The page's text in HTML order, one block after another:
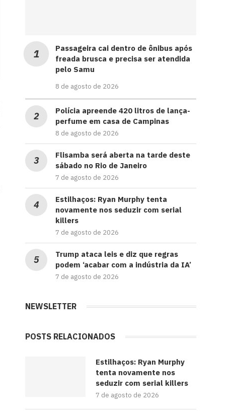
Passageira cai dentro de ônibus após
freada brusca e precisa ser atendida
pelo Samu
8 de agosto de 2026
Polícia apreende 420 litros de lança-
perfume em casa de Campinas
8 de agosto de 2026
Flisamba será aberta na tarde deste
sábado no Rio de Janeiro
7 de agosto de 2026
Estilhaços: Ryan Murphy tenta
novamente nos seduzir com serial
killers
7 de agosto de 2026
Trump ataca leis e diz que regras
podem ‘acabar com a indústria da IA’
7 de agosto de 2026
NEWSLETTER
POSTS RELACIONADOS
Estilhaços: Ryan Murphy
tenta novamente nos
seduzir com serial killers
7 de agosto de 2026